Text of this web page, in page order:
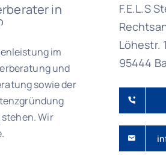
im
und
sowie der
Wir
F.E.L.S
Löhestr.
95444